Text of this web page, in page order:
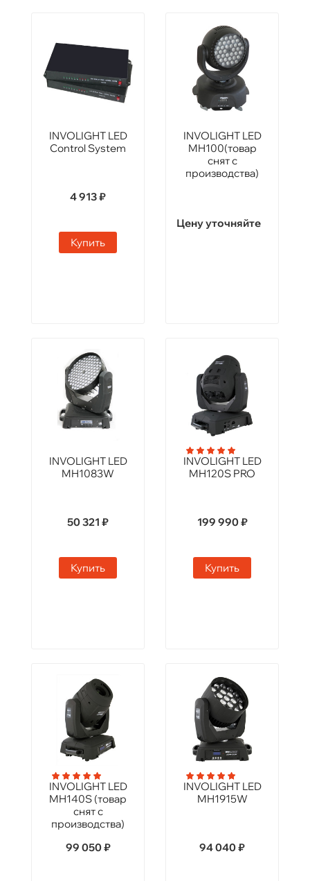
INVOLIGHT LED
Control System
4 913 ₽
Купить
INVOLIGHT LED
MH100(товар
снят с
производства)
Цену уточняйте
INVOLIGHT LED
MH1083W
50 321 ₽
Купить
INVOLIGHT LED
MH120S PRO
199 990 ₽
Купить
INVOLIGHT LED
MH140S (товар
снят с
производства)
99 050 ₽
INVOLIGHT LED
MH1915W
94 040 ₽